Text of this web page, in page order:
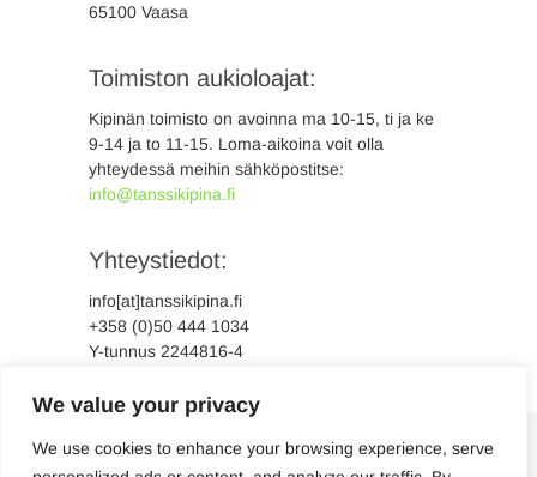
We value your privacy
We use cookies to enhance your browsing experience, serve
65100 Vaasa
Toimiston aukioloajat:
Kipinän toimisto on avoinna ma 10-15, ti ja ke
9-14 ja to 11-15. Loma-aikoina voit olla
yhteydessä meihin sähköpostitse:
info@tanssikipina.fi
Yhteystiedot:
info[at]tanssikipina.fi
+358 (0)50 444 1034
Y-tunnus 2244816-4